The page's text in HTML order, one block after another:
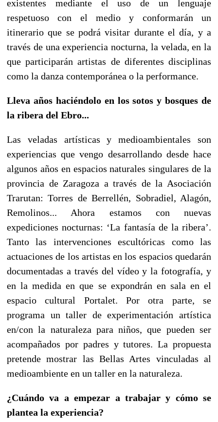
existentes mediante el uso de un lenguaje
respetuoso con el medio y conformarán un
itinerario que se podrá visitar durante el día, y a
través de una experiencia nocturna, la velada, en la
que participarán artistas de diferentes disciplinas
como la danza contemporánea o la performance.
Lleva años haciéndolo en los sotos y bosques de
la ribera del Ebro...
Las veladas artísticas y medioambientales son
experiencias que vengo desarrollando desde hace
algunos años en espacios naturales singulares de la
provincia de Zaragoza a través de la Asociación
Trarutan: Torres de Berrellén, Sobradiel, Alagón,
Remolinos... Ahora estamos con nuevas
expediciones nocturnas: ‘La fantasía de la ribera’.
Tanto las intervenciones escultóricas como las
actuaciones de los artistas en los espacios quedarán
documentadas a través del vídeo y la fotografía, y
en la medida en que se expondrán en sala en el
espacio cultural Portalet. Por otra parte, se
programa un taller de experimentación artística
en/con la naturaleza para niños, que pueden ser
acompañados por padres y tutores. La propuesta
pretende mostrar las Bellas Artes vinculadas al
medioambiente en un taller en la naturaleza.
¿Cuándo va a empezar a trabajar y cómo se
plantea la experiencia?